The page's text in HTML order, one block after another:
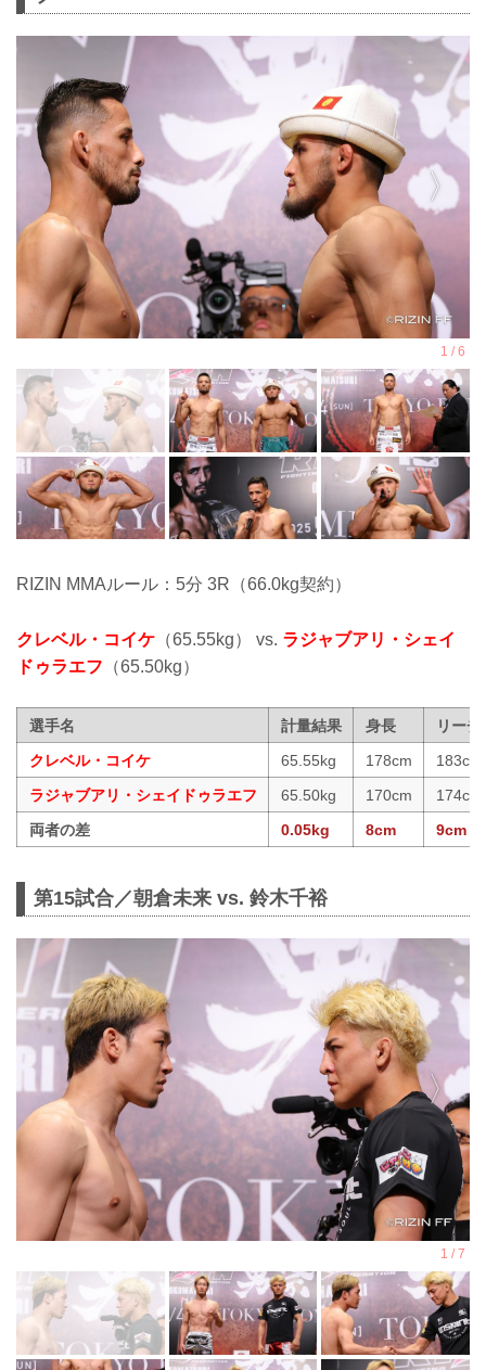
RIZIN MMAルール：5分 3R（66.0kg契約）
クレベル・コイケ （65.55kg） vs. ラジャブアリ・シェイ
ドゥラエフ （65.50kg）
選手名 計量結果 身長
リーチ
クレベル・コイケ
65.55kg 178cm
183cm
ラジャブアリ・シェイドゥラエフ
65.50kg 170cm
174cm
両者の差
0.05kg 8cm 9cm
第15試合／朝倉未来 vs. 鈴木千裕